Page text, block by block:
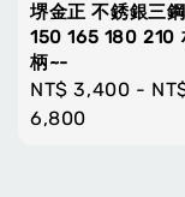
堺金正 不銹銀三
150 165 180 210
柄~-
Regular
price
NT$ 3,400 -
6,800